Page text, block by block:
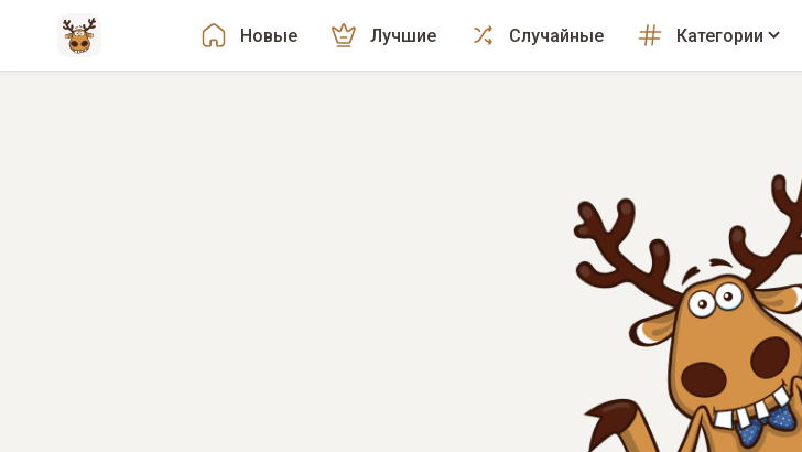
Новые Лучшие Случайные Категории